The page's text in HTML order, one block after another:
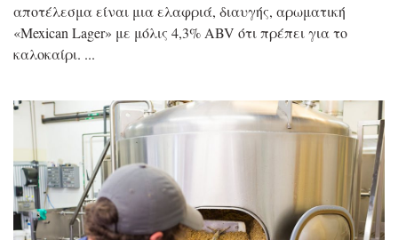
αποτέλεσμα είναι μια ελαφριά, διαυγής, αρωματική
«Mexican Lager» με μόλις 4,3% ABV ότι πρέπει για το
καλοκαίρι.